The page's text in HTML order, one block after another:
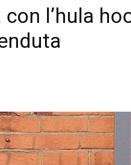
con l’hula